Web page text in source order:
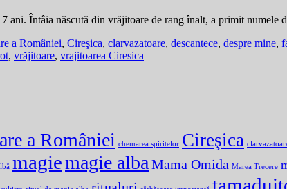
ani. Întâia născută din vrăjitoare de rang înalt, a primit numele
a României, Cireşica, clarvazatoare, descantece, despre mine,
, vrăjitoare, vrajitoarea Ciresica
a României chemarea spiritelor Cireşica
magiemagie alba Mama Omida Marea Trecere